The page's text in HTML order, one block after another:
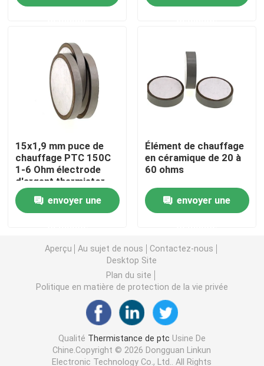
Les affaires
Thermistance de ptc
Thermistors NTC
Thermistance de SMD NTC
Le thermistore NTC de puissance
Capteur de température de NTC
Varistance CMS
15x1,9 mm puce de
chauffage PTC 150C
1-6 Ohm électrode
d'argent thermistor
envoyer une
Élément de chauffage
en céramique de 20 à
60 ohms
envoyer une
Aperçu Au sujet de nous
Contactez-nous
Desktop Site
Plan du site
Politique en matière de protection de la vie privée
Qualité Thermistance de ptc Usine De
Chine.Copyright © 2026 Dongguan Linkun
Electronic Technology Co., Ltd.. All Rights